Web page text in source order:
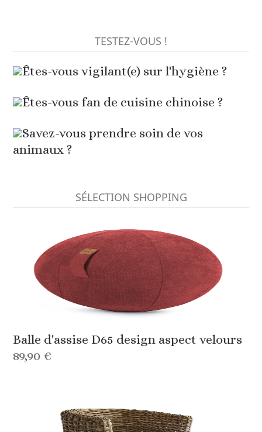
TESTEZ-VOUS !
Êtes-vous vigilant(e) sur l'hygiène ?
Êtes-vous fan de cuisine chinoise ?
Savez-vous prendre soin de vos
animaux ?
SÉLECTION SHOPPING
Balle d'assise D65 design aspect velours
89,90 €